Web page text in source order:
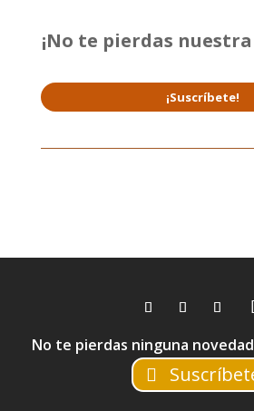
¡No te pierdas
¡Suscríbete!
No te pierdas ninguna